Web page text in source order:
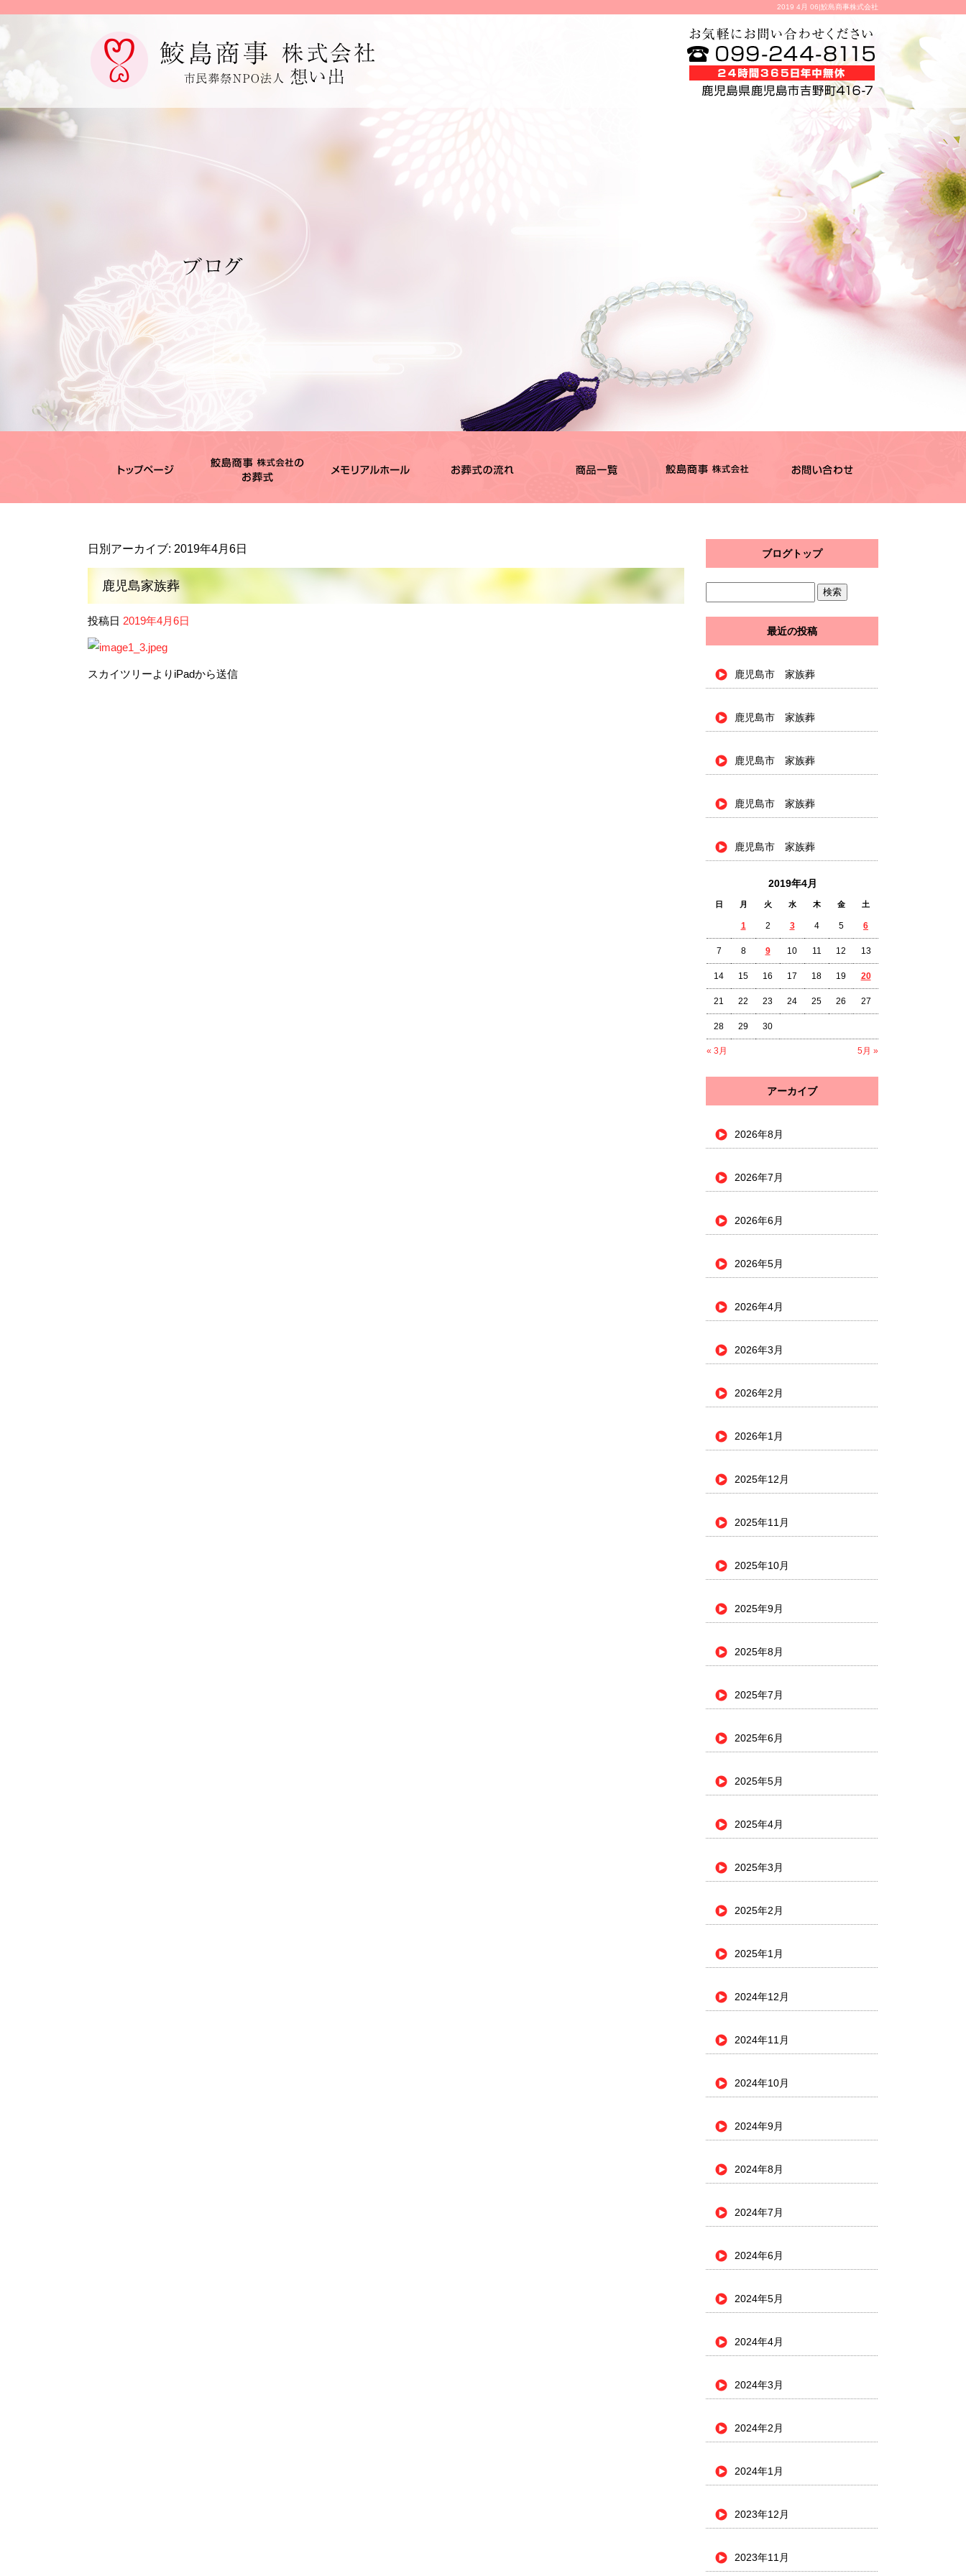
2019 4月 06|鮫島商事株式会社
日別アーカイブ: 2019年4月6日
鹿児島家族葬
投稿日 2019年4月6日
スカイツリーよりiPadから送信
ブログトップ
最近の投稿
鹿児島市 家族葬
鹿児島市 家族葬
鹿児島市 家族葬
鹿児島市 家族葬
鹿児島市 家族葬
2019年4月
日 月 火 水 木 金 土
« 3月 5月 »
1 2 3 4 5 6
7 8 9 10 11 12 13
14 15 16 17 18 19 20
21 22 23 24 25 26 27
28 29 30
アーカイブ
2026年8月
2026年7月
2026年6月
2026年5月
2026年4月
2026年3月
2026年2月
2026年1月
2025年12月
2025年11月
2025年10月
2025年9月
2025年8月
2025年7月
2025年6月
2025年5月
2025年4月
2025年3月
2025年2月
2025年1月
2024年12月
2024年11月
2024年10月
2024年9月
2024年8月
2024年7月
2024年6月
2024年5月
2024年4月
2024年3月
2024年2月
2024年1月
2023年12月
2023年11月